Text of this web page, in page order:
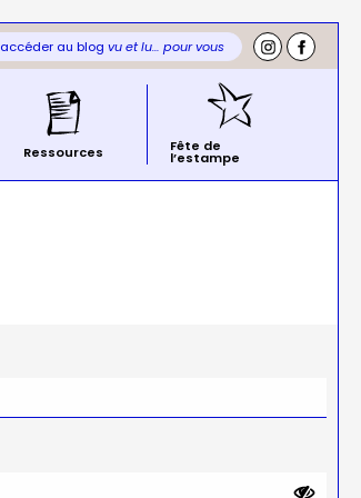
accéder au blog vu et lu… pour vous
Ressources Fête de
l’estampe